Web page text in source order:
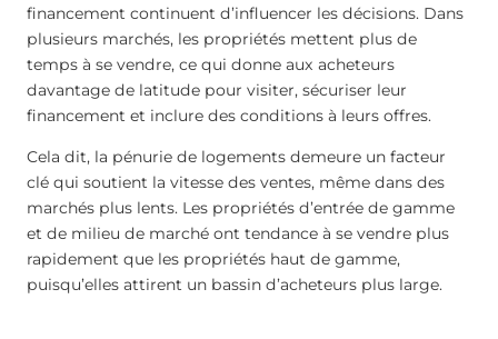
financement continuent d’influencer les décisions. Dans
plusieurs marchés, les propriétés mettent plus de
temps à se vendre, ce qui donne aux acheteurs
davantage de latitude pour visiter, sécuriser leur
financement et inclure des conditions à leurs offres.
Cela dit, la pénurie de logements demeure un facteur
clé qui soutient la vitesse des ventes, même dans des
marchés plus lents. Les propriétés d’entrée de gamme
et de milieu de marché ont tendance à se vendre plus
rapidement que les propriétés haut de gamme,
puisqu’elles attirent un bassin d’acheteurs plus large.